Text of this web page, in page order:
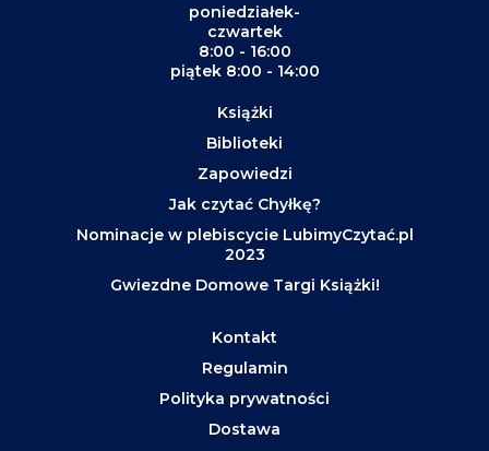
poniedziałek-
czwartek
8:00 - 16:00
piątek 8:00 - 14:00
Książki
Biblioteki
Zapowiedzi
Jak czytać Chyłkę?
Nominacje w plebiscycie LubimyCzytać.pl
2023
Gwiezdne Domowe Targi Książki!
Kontakt
Regulamin
Polityka prywatności
Dostawa